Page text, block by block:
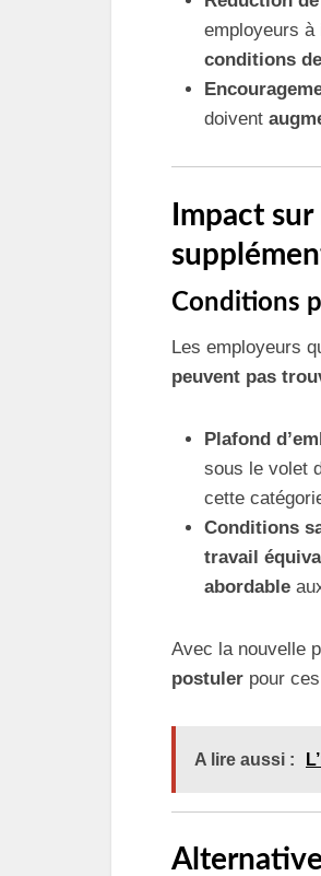
employeurs à
conditions
doivent
Impact
Conditions
Les employeurs
peuvent pas
Plafond
sous le volet
cette
Conditions
travail
abordable
Avec la nouvelle
postuler pour
A lire aussi :